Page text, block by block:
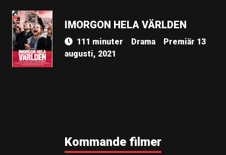
IMORGON HELA VÄRLDEN
111 minuter Drama
Premiär 13
augusti, 2021
Kommande filmer